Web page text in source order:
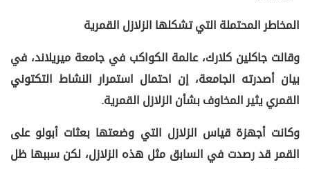
المخاطر المحتملة التي تشكلها الزلازل القمرية
وقالت جاكلين كلارك، عالمة الكواكب في جامعة ميريلاند، في
بيان أصدرته الجامعة، إن احتمال استمرار النشاط التكتوني
القمري يثير المخاوف بشأن الزلازل القمرية.
وكانت أجهزة قياس الزلازل التي وضعتها بعثات أبولو على
القمر قد رصدت في السابق مثل هذه الزلازل، لكن سببها ظل